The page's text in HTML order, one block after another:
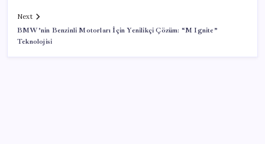
Next
BMW’nin Benzinli Motorları İçin Yenilikçi Çözüm: “M Ignite”
Teknolojisi